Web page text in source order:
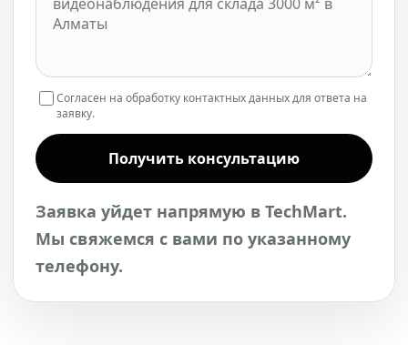
Согласен на обработку контактных данных для ответа на
заявку.
Получить консультацию
Заявка уйдет напрямую в TechMart.
Мы свяжемся с вами по указанному
телефону.